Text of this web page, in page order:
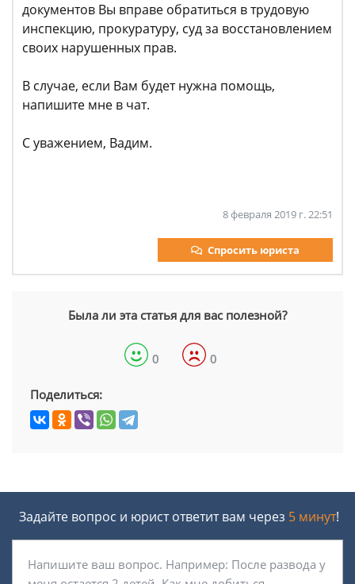
документов Вы вправе обратиться в трудовую
инспекцию, прокуратуру, суд за восстановлением
своих нарушенных прав.
В случае, если Вам будет нужна помощь,
напишите мне в чат.
С уважением, Вадим.
8 февраля 2019 г. 22:51
Спросить юриста
Была ли эта статья для вас полезной?
0 0
Поделиться:
Задайте вопрос и юрист ответит вам через 5 минут!